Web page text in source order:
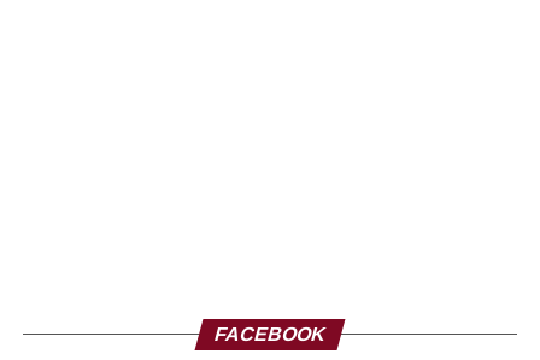
FACEBOOK